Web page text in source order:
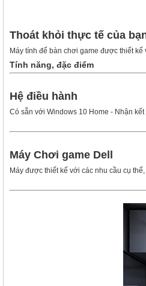
Thoát khỏi thực tế của
Máy tính để bàn chơi game được thiết
Tính năng, đặc điểm
Hệ điều hành
Có sẵn với Windows 10 Home - Nhận
Máy Chơi game Dell
Máy được thiết kế với các nhu cầu cụ